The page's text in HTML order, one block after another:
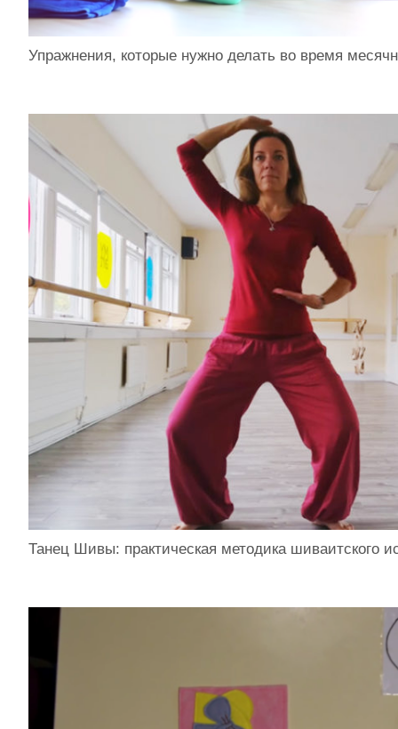
Упражнения, которые нужно делать во время
Танец Шивы: практическая методика шиваитского